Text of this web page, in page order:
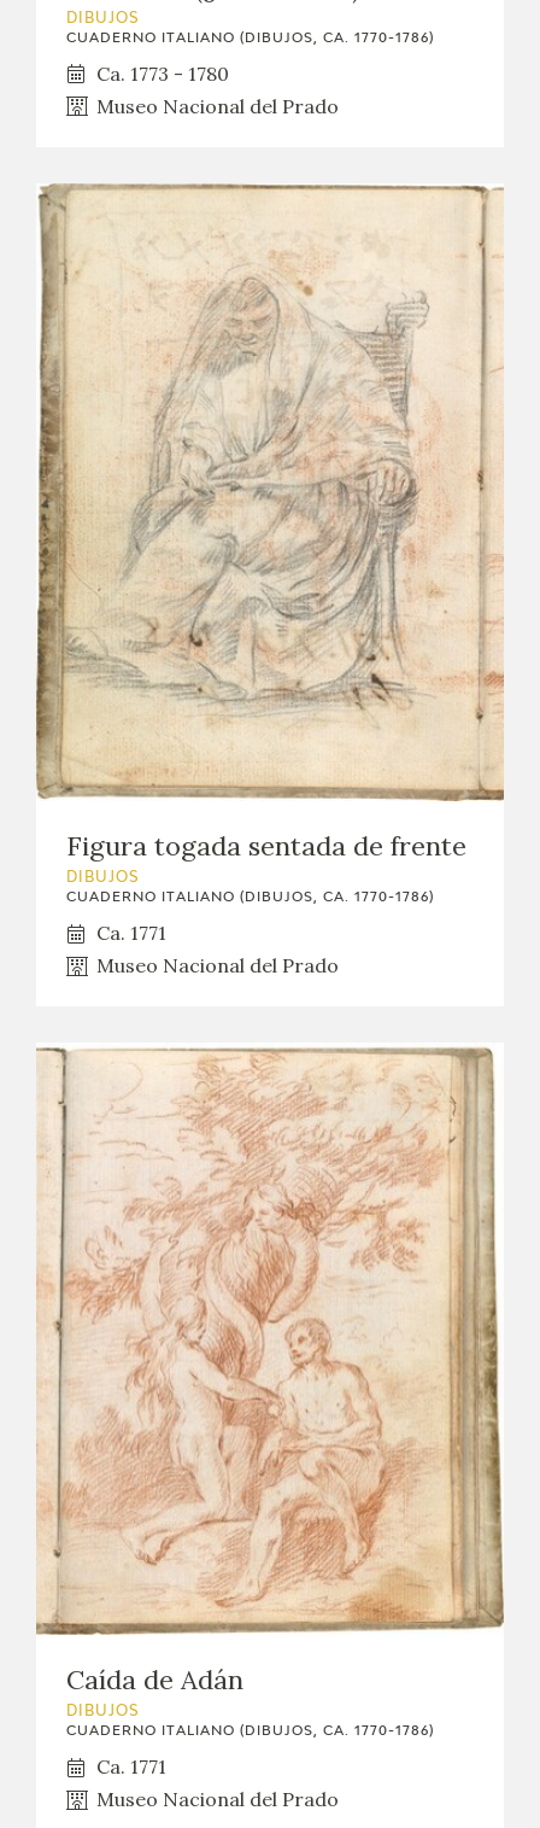
DIBUJOS
CUADERNO ITALIANO (DIBUJOS, CA. 1770-1786)
Ca. 1773 - 1780
Museo Nacional del Prado
Figura togada sentada de frente
DIBUJOS
CUADERNO ITALIANO (DIBUJOS, CA. 1770-1786)
Ca. 1771
Museo Nacional del Prado
Caída de Adán
DIBUJOS
CUADERNO ITALIANO (DIBUJOS, CA. 1770-1786)
Ca. 1771
Museo Nacional del Prado